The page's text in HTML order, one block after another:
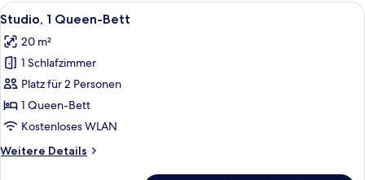
Alle
Fotos
für
Studio,
1
Queen-
Bett
Ein modernes Hotelzimmer mit
6
Studio, 1 Queen-Bett
20 m²
1 Schlafzimmer
Platz für 2 Personen
1 Queen-Bett
Kostenloses WLAN
Weitere Details
Weitere